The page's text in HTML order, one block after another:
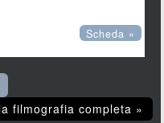
Scheda »
filmografia completa »